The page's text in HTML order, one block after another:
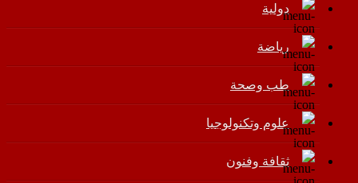
دولية
رياضة
طب وصحة
علوم وتكنولوجيا
ثقافة وفنون